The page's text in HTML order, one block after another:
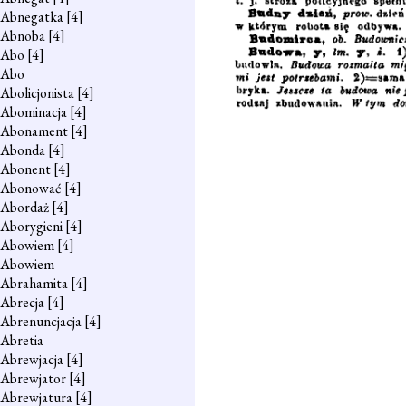
Abnegatka[4]
Abnoba[4]
Abo [4]
Abo
Abolicjonista[4]
Abominacja[4]
Abonament[4]
Abonda[4]
Abonent[4]
Abonować [4]
Abordaż[4]
Aborygieni[4]
Abowiem[4]
Abowiem
Abrahamita[4]
Abrecja[4]
Abrenuncjacja[4]
Abretia
Abrewjacja[4]
Abrewjator[4]
Abrewjatura[4]